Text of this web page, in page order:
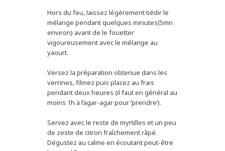
Hors du feu, laissez légèrement tiédir le
mélange pendant quelques minutes(5mn
environ) avant de le fouetter
vigoureusement avec le mélange au
yaourt.
Versez la préparation obtenue dans les
verrines, filmez puis placez au frais
pendant deux heures (il faut en général au
moins 1h à l’agar-agar pour ‘prendre’).
Servez avec le reste de myrtilles et un peu
de zeste de citron fraîchement râpé.
Dégustez au calme en écoutant peut-être